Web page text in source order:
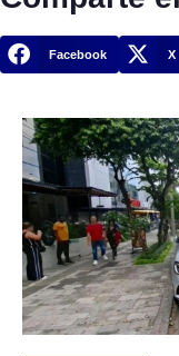
Facebook X